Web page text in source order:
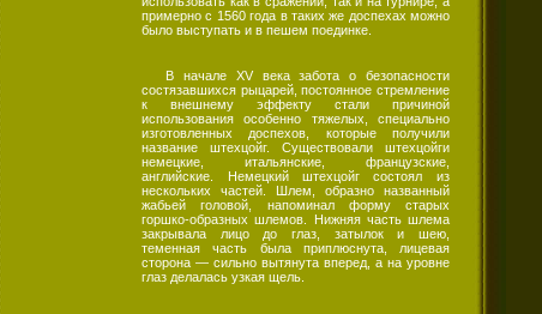
примерно с 1560 года в таких же доспехах можно
было выступать и в пешем поединке.
В начале XV века забота о безопасности
состязавшихся рыцарей, постоянное стремление
к внешнему эффекту стали причиной
использования особенно тяжелых, специально
изготовленных доспехов, которые получили
название штехцойг. Существовали штехцойги
немецкие, итальянские, французские,
английские. Немецкий штехцойг состоял из
нескольких частей. Шлем, образно названный
жабьей головой, напоминал форму старых
горшко-образных шлемов. Нижняя часть шлема
закрывала лицо до глаз, затылок и шею,
теменная часть была приплюснута, лицевая
сторона — сильно вытянута вперед, а на уровне
глаз делалась узкая щель.